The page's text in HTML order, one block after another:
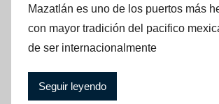
Mazatlán es uno de los puertos más
con mayor tradición del pacifico
de ser internacionalmente
Seguir leyendo